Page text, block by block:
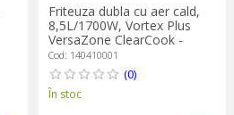
Friteuza dubla cu aer cald,
8,5L/1700W, Vortex Plus
VersaZone ClearCook -
Instant Pot
Cod: 140410001
(0)
În stoc